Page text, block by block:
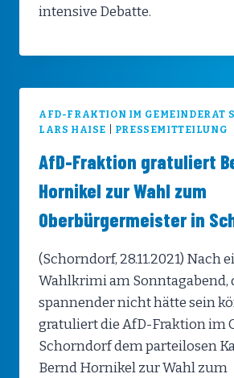
intensive Debatte.
AFD-FRAKTION IM GEMEINDERAT
LARS HAISE
PRESSEMITTEILUNG
AfD-Fraktion gratuliert
Hornikel zur Wahl zum
Oberbürgermeister in
(Schorndorf, 28.11.2021) Nach
Wahlkrimi am Sonntagabend,
spannender nicht hätte sein
gratuliert die AfD-Fraktion im
Schorndorf dem parteilosen
Bernd Hornikel zur Wahl zum